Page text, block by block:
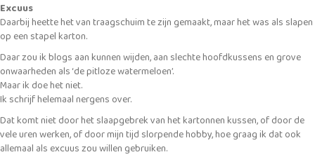
Excuus
Daarbij heette het van traagschuim te zijn gemaakt, maar het was als slapen
op een stapel karton.
Daar zou ik blogs aan kunnen wijden, aan slechte hoofdkussens en grove
onwaarheden als ‘de pitloze watermeloen’.
Maar ik doe het niet.
Ik schrijf helemaal nergens over.
Dat komt niet door het slaapgebrek van het kartonnen kussen, of door de
vele uren werken, of door mijn tijd slorpende hobby, hoe graag ik dat ook
allemaal als excuus zou willen gebruiken.